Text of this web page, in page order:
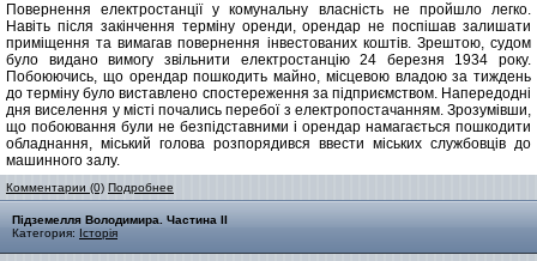
Повернення електростанції у комунальну власність не пройшло легко.
Навіть після закінчення терміну оренди, орендар не поспішав залишати
приміщення та вимагав повернення інвестованих коштів. Зрештою, судом
було видано вимогу звільнити електростанцію 24 березня 1934 року.
Побоюючись, що орендар пошкодить майно, місцевою владою за тиждень
до терміну було виставлено спостереження за підприємством. Напередодні
дня виселення у місті почались перебої з електропостачанням. Зрозумівши,
що побоювання були не безпідставними і орендар намагається пошкодити
обладнання, міський голова розпорядився ввести міських службовців до
машинного залу.
Комментарии (0) Подробнее
Підземелля Володимира. Частина ІІ
Категория: Історія